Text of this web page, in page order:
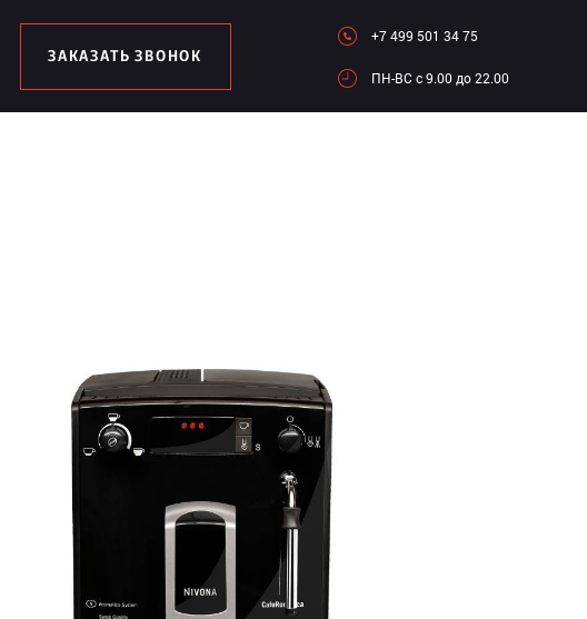
ЗАКАЗАТЬ ЗВОНОК
+7 499 501 34 75
ПН-ВC c 9.00 до 22.00